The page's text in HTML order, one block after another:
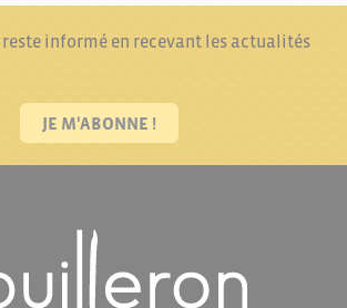
reste informé en recevant les actualités
JE M'ABONNE !